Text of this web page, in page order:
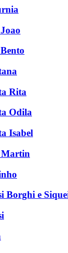
Rita
Odila
Isabel
Martin
Borghi e